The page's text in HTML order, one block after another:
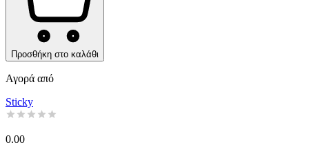
Προσθήκη στο καλάθι
Αγορά από
Sticky
0.00